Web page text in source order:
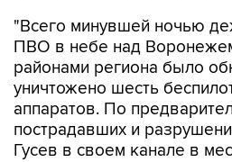
"Всего минувшей ночью
ПВО в небе над
районами региона было
уничтожено шесть
аппаратов. По
пострадавших и
Гусев в своем канале в